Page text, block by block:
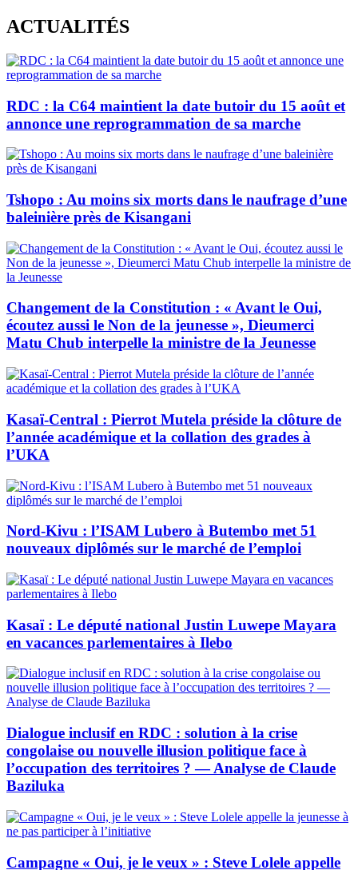
Skip
to
content
ACTUALITÉS
RDC : la C64 maintient la date butoir du 15 août et
annonce une reprogrammation de sa marche
Tshopo : Au moins six morts dans le naufrage d’une
baleinière près de Kisangani
Changement de la Constitution : « Avant le Oui,
écoutez aussi le Non de la jeunesse », Dieumerci
Matu Chub interpelle la ministre de la Jeunesse
Kasaï-Central : Pierrot Mutela préside la clôture de
l’année académique et la collation des grades à
l’UKA
Nord-Kivu : l’ISAM Lubero à Butembo met 51
nouveaux diplômés sur le marché de l’emploi
Kasaï : Le député national Justin Luwepe Mayara
en vacances parlementaires à Ilebo
Dialogue inclusif en RDC : solution à la crise
congolaise ou nouvelle illusion politique face à
l’occupation des territoires ? — Analyse de Claude
Baziluka
Campagne « Oui, je le veux » : Steve Lolele appelle